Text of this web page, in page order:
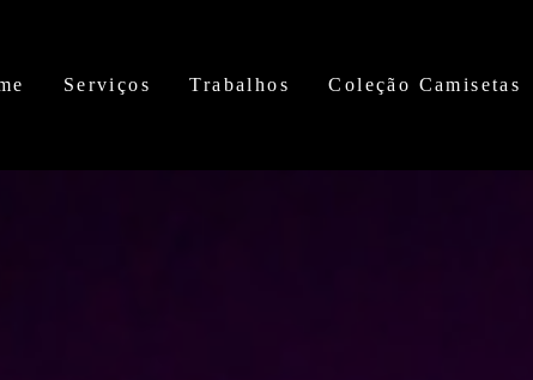
Serviços Trabalhos Coleção Camisetas